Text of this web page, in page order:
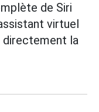
de Siri
virtuel
directement la